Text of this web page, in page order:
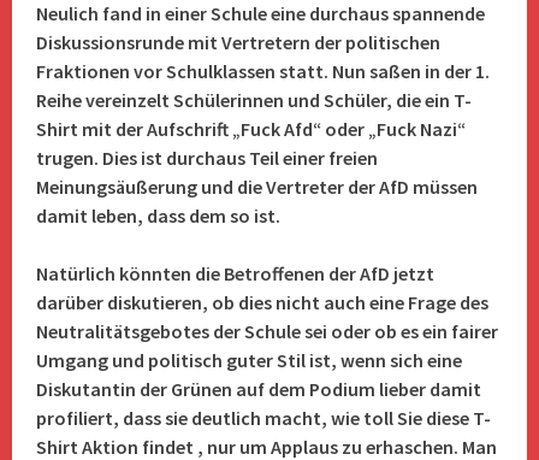
Neulich fand in einer Schule eine durchaus spannende
Diskussionsrunde mit Vertretern der politischen
Fraktionen vor Schulklassen statt. Nun saßen in der 1.
Reihe vereinzelt Schülerinnen und Schüler, die ein T-
Shirt mit der Aufschrift „Fuck Afd“ oder „Fuck Nazi“
trugen. Dies ist durchaus Teil einer freien
Meinungsäußerung und die Vertreter der AfD müssen
damit leben, dass dem so ist.
Natürlich könnten die Betroffenen der AfD jetzt
darüber diskutieren, ob dies nicht auch eine Frage des
Neutralitätsgebotes der Schule sei oder ob es ein fairer
Umgang und politisch guter Stil ist, wenn sich eine
Diskutantin der Grünen auf dem Podium lieber damit
profiliert, dass sie deutlich macht, wie toll Sie diese T-
Shirt Aktion findet , nur um Applaus zu erhaschen. Man